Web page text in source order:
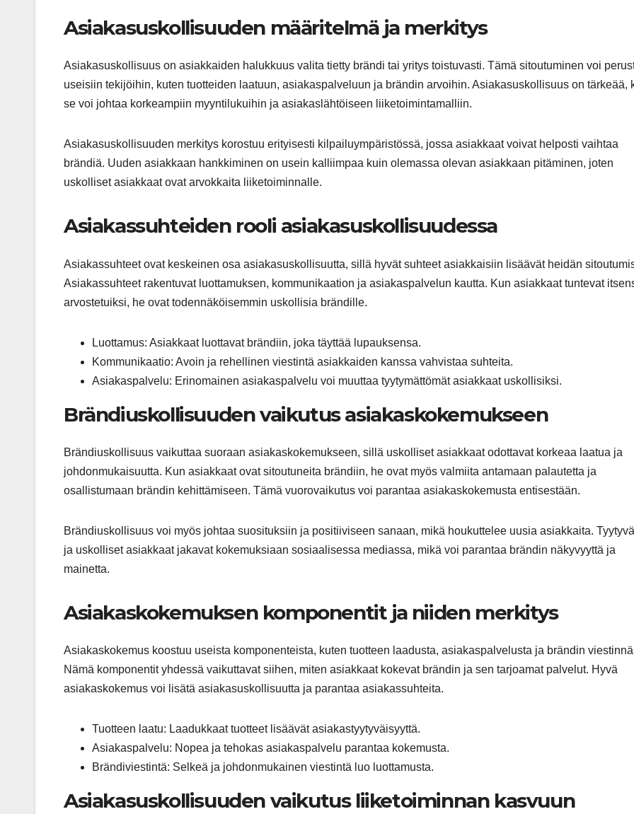
Asiakasuskollisuuden määritelmä ja merkitys
Asiakasuskollisuus on asiakkaiden halukkuus valita tietty brändi tai yritys toistuvasti. Tämä sitoutuminen voi
useisiin tekijöihin, kuten tuotteiden laatuun, asiakaspalveluun ja brändin arvoihin. Asiakasuskollisuus on tärkeää,
se voi johtaa korkeampiin myyntilukuihin ja asiakaslähtöiseen liiketoimintamalliin.
Asiakasuskollisuuden merkitys korostuu erityisesti kilpailuympäristössä, jossa asiakkaat voivat helposti vaihtaa
brändiä. Uuden asiakkaan hankkiminen on usein kalliimpaa kuin olemassa olevan asiakkaan pitäminen, joten
uskolliset asiakkaat ovat arvokkaita liiketoiminnalle.
Asiakassuhteiden rooli asiakasuskollisuudessa
Asiakassuhteet ovat keskeinen osa asiakasuskollisuutta, sillä hyvät suhteet asiakkaisiin lisäävät heidän
Asiakassuhteet rakentuvat luottamuksen, kommunikaation ja asiakaspalvelun kautta. Kun asiakkaat tuntevat
arvostetuiksi, he ovat todennäköisemmin uskollisia brändille.
Luottamus: Asiakkaat luottavat brändiin, joka täyttää lupauksensa.
Kommunikaatio: Avoin ja rehellinen viestintä asiakkaiden kanssa vahvistaa suhteita.
Asiakaspalvelu: Erinomainen asiakaspalvelu voi muuttaa tyytymättömät asiakkaat uskollisiksi.
Brändiuskollisuuden vaikutus asiakaskokemukseen
Brändiuskollisuus vaikuttaa suoraan asiakaskokemukseen, sillä uskolliset asiakkaat odottavat korkeaa laatua ja
johdonmukaisuutta. Kun asiakkaat ovat sitoutuneita brändiin, he ovat myös valmiita antamaan palautetta ja
osallistumaan brändin kehittämiseen. Tämä vuorovaikutus voi parantaa asiakaskokemusta entisestään.
Brändiuskollisuus voi myös johtaa suosituksiin ja positiiviseen sanaan, mikä houkuttelee uusia asiakkaita.
ja uskolliset asiakkaat jakavat kokemuksiaan sosiaalisessa mediassa, mikä voi parantaa brändin näkyvyyttä ja
mainetta.
Asiakaskokemuksen komponentit ja niiden merkitys
Asiakaskokemus koostuu useista komponenteista, kuten tuotteen laadusta, asiakaspalvelusta ja brändin
Nämä komponentit yhdessä vaikuttavat siihen, miten asiakkaat kokevat brändin ja sen tarjoamat palvelut. Hyvä
asiakaskokemus voi lisätä asiakasuskollisuutta ja parantaa asiakassuhteita.
Tuotteen laatu: Laadukkaat tuotteet lisäävät asiakastyytyväisyyttä.
Asiakaspalvelu: Nopea ja tehokas asiakaspalvelu parantaa kokemusta.
Brändiviestintä: Selkeä ja johdonmukainen viestintä luo luottamusta.
Asiakasuskollisuuden vaikutus liiketoiminnan kasvuun